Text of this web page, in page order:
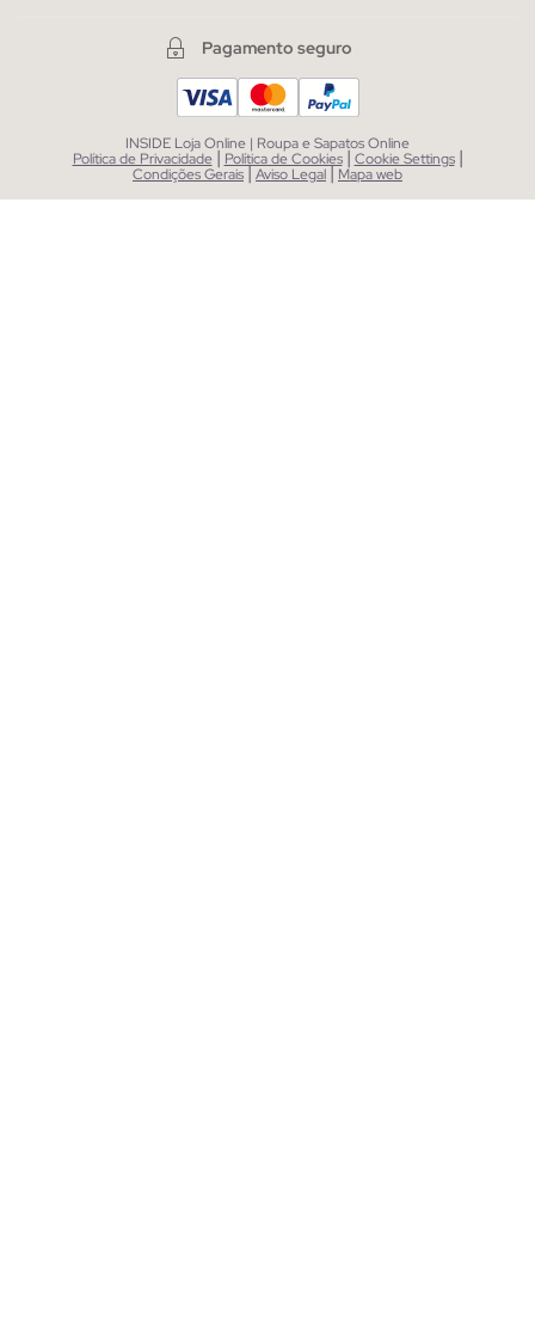
Pagamento seguro
INSIDE Loja Online | Roupa e Sapatos Online
Política de Privacidade | Política de Cookies | Cookie Settings |
Condições Gerais|Aviso Legal| Mapa web